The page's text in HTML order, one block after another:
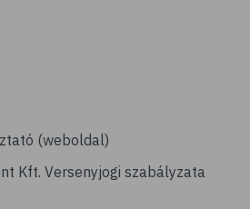
(weboldal)
Kft. Versenyjogi szabályzata